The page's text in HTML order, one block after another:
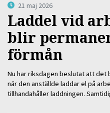
21 maj 2026
Laddel vid
blir
förmån
Nu har riksdagen beslutat att
när den anställde laddar el på
tillhandahåller laddningen.